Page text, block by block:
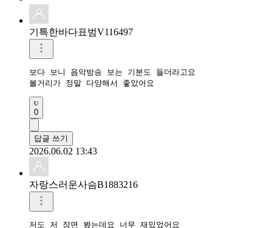
기특한바다표범V116497
보다 보니 음악방송 보는 기분도 들더라고요
볼거리가 정말 다양해서 좋았어요
0
답글 쓰기
2026.06.02 13:43
자랑스러운사슴B1883216
저도 저 장면 봤는데요 너무 재밌었어요